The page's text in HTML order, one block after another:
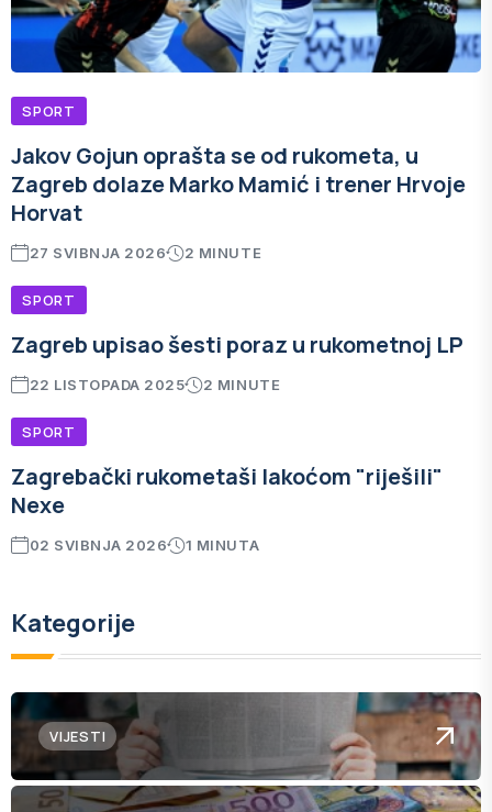
SPORT
Jakov Gojun oprašta se od rukometa, u
Zagreb dolaze Marko Mamić i trener Hrvoje
Horvat
27 SVIBNJA 2026 2 MINUTE
SPORT
Zagreb upisao šesti poraz u rukometnoj LP
22 LISTOPADA 2025 2 MINUTE
SPORT
Zagrebački rukometaši lakoćom "riješili"
Nexe
02 SVIBNJA 2026 1 MINUTA
Kategorije
VIJESTI